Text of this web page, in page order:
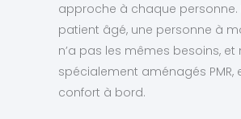
approche à chaque personne.
patient âgé, une personne à
n’a pas les mêmes besoins,
spécialement aménagés
confort à bord.